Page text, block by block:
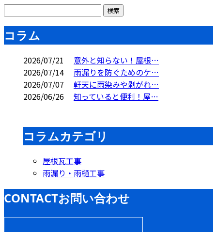
コラム
2026/07/21
意外と知らない！屋根…
2026/07/14
雨漏りを防ぐためのケ…
2026/07/07
軒天に雨染みや剥がれ…
2026/06/26
知っていると便利！屋…
コラムカテゴリ
屋根瓦工事
雨漏り・雨樋工事
CONTACTお問い合わせ